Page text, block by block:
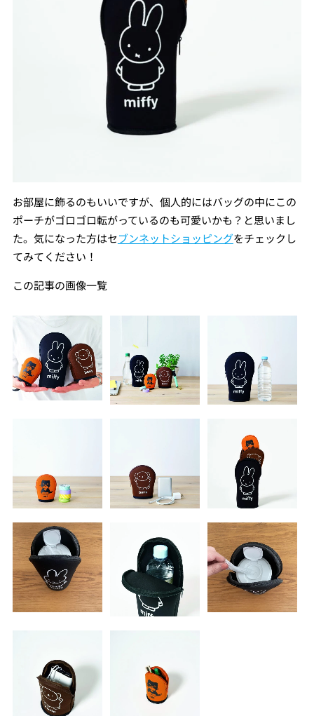
お部屋に飾るのもいいですが、個人的にはバッグの中にこの
ポーチがゴロゴロ転がっているのも可愛いかも？と思いまし
た。気になった方はセブンネットショッピングをチェックし
てみてください！
この記事の画像一覧